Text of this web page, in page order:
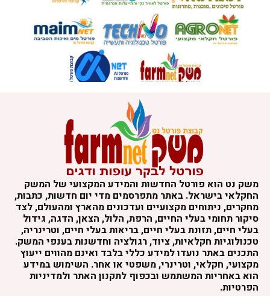
משק נט הוא פורטל החדשות והמידע המקצועי של המשק
החקלאי בישראל. באתר מתפרסמים מדי יום חדשות, כתבות,
מחקרים, ניתוחים מקצועיים ועדכונים מהארץ ומהעולם, לצד
סיקור תחומי בעלי החיים, הרפת, הלול, הצאן, הדגה, גידול
בעלי חיים, תזונת בעלי חיים, בריאות בעלי חיים, וטרינריה,
טכנולוגיות חקלאיות, ציוד, רגולציה וחדשנות בענפי המשק.
התכנים באתר נועדו למידע כללי בלבד ואינם מהווים ייעוץ
מקצועי, חקלאי, וטרינרי, משפטי או אחר. השימוש במידע
הוא באחריות המשתמש ובכפוף לתקנון האתר ולמדיניות
הפרטיות.